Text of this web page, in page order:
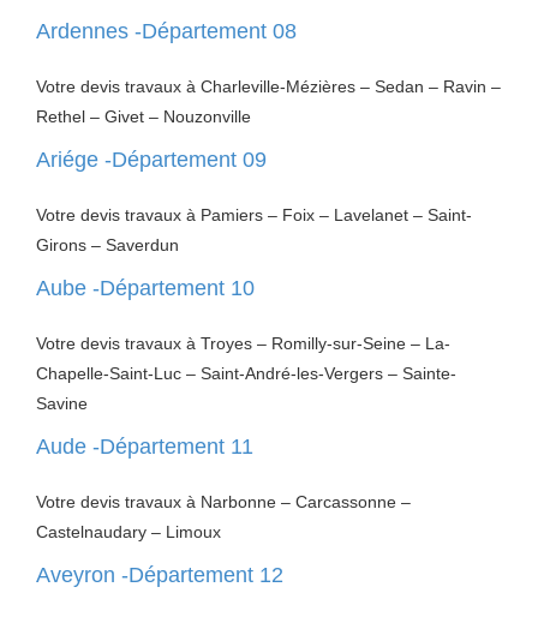
Ardennes -Département 08
Votre devis travaux à Charleville-Mézières – Sedan – Ravin –
Rethel – Givet – Nouzonville
Ariége -Département 09
Votre devis travaux à Pamiers – Foix – Lavelanet – Saint-
Girons – Saverdun
Aube -Département 10
Votre devis travaux à Troyes – Romilly-sur-Seine – La-
Chapelle-Saint-Luc – Saint-André-les-Vergers – Sainte-
Savine
Aude -Département 11
Votre devis travaux à Narbonne – Carcassonne –
Castelnaudary – Limoux
Aveyron -Département 12